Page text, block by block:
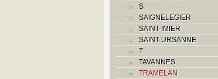
S
SAIGNELEGIER
SAINT-IMIER
SAINT-URSANNE
T
TAVANNES
TRAMELAN